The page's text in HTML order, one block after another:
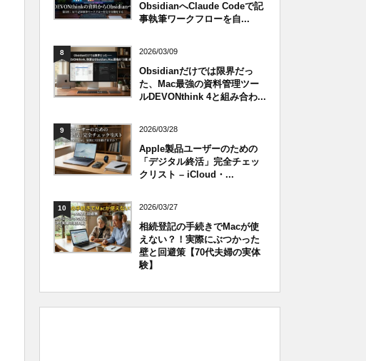
ObsidianへClaude Codeで記
事執筆ワークフローを自...
8 2026/03/09
Obsidianだけでは限界だっ
た、Mac最強の資料管理ツー
ルDEVONthink 4と組み合わ...
9 2026/03/28
Apple製品ユーザーのための
「デジタル終活」完全チェッ
クリスト – iCloud・...
10 2026/03/27
相続登記の手続きでMacが使
えない？！実際にぶつかった
壁と回避策【70代夫婦の実体
験】